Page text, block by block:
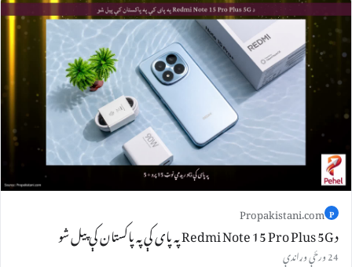
P
Propakistani.com
د Redmi Note 15 Pro Plus 5G په پای کې په پاکستان کې پیل شو
24 ورځې وړاندې